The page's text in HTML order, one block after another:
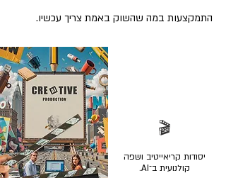
התמקצעות במה שהשוק באמת צריך עכשיו.
🎬
יסודות קריאייטיב ושפה
קולנועית ב־AI.